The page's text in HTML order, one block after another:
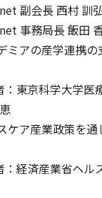
副会長 西村 訓
事務局長 飯田
アの産学連携の
大学医療イ
ア産業政策を通
省ヘルスケ